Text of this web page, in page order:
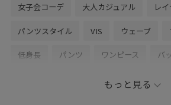
女子会コーデ 大人カジュアル レ
パンツスタイル VIS ウェーブ
低身長 パンツ ワンピース バ
シューズ パンプ
もっと見る